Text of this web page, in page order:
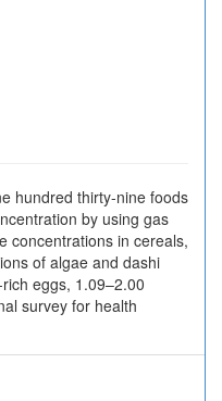
hundred thirty-nine foods
by using gas
concentrations in cereals,
of algae and dashi
eggs, 1.09–2.00
survey for health